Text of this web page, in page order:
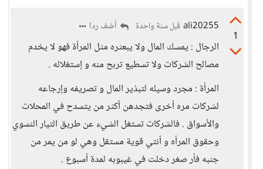
1
ali20255 قبل سنة واحدة أضف ردا
الرجال : يمسك المال ولا يبعثره مثل المرأة فهو لا يخدم
مصالح الشركات ولا تسطيع تربح منه و إستغلاله .
المرأة : مجرد وسيله لتبذير المال و تصريفه وإرجاعه
لشركات مره أخرى فتجدهن أكثر من يتسدح في المحلات
والأسواق . فالشركات تستغل الشيء عن طريق التيار النسوي
وحقوق المرأه و أنتي قوية مستقل وهي لو من يمر من
جنبه فأر صغر دخلت في غيبوبه لمدة أسبوع .